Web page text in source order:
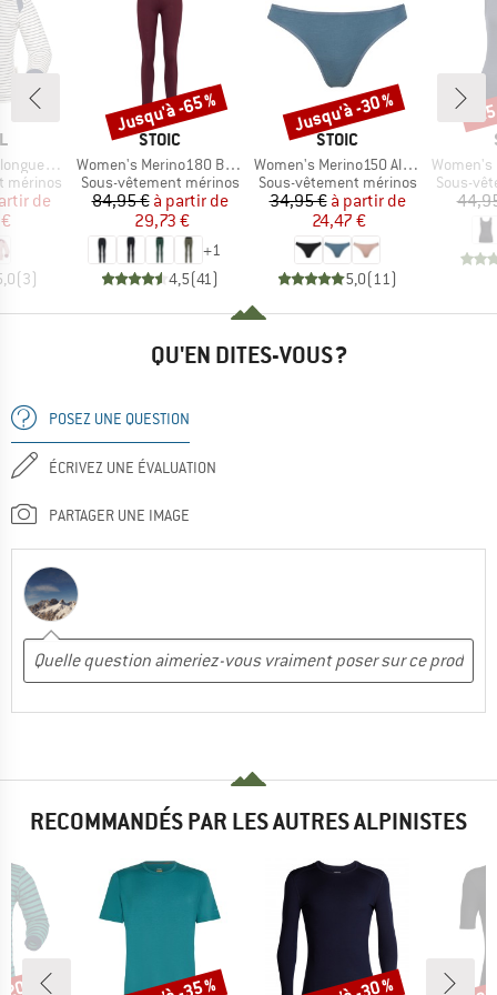
bébé
mérinos
réduit
de
(3)
MARQUE
STOIC
Article
Women's Merino180 BengtSt. Long Pants
Product group
Sous-vêtement mérinos
Prix
84,95 € Prix réduit
à partir de
29,73 €
+1
4,5(41)
Remise
Jusqu'à -65 %
MARQUE
STOIC
Article
Women's Merino150 AlsenSt. Thong
Product group
Sous-vêtement mérinos
Prix
34,95 € Prix réduit
à partir de
24,47 €
5,0(11)
Remise
Jusqu'à -30 %
Article
Women's
Product
Sous-
-
QU'EN DITES-VOUS ?
POSEZ UNE QUESTION
ÉCRIVEZ UNE ÉVALUATION
PARTAGER UNE IMAGE
RECOMMANDÉS PAR LES AUTRES ALPINISTES